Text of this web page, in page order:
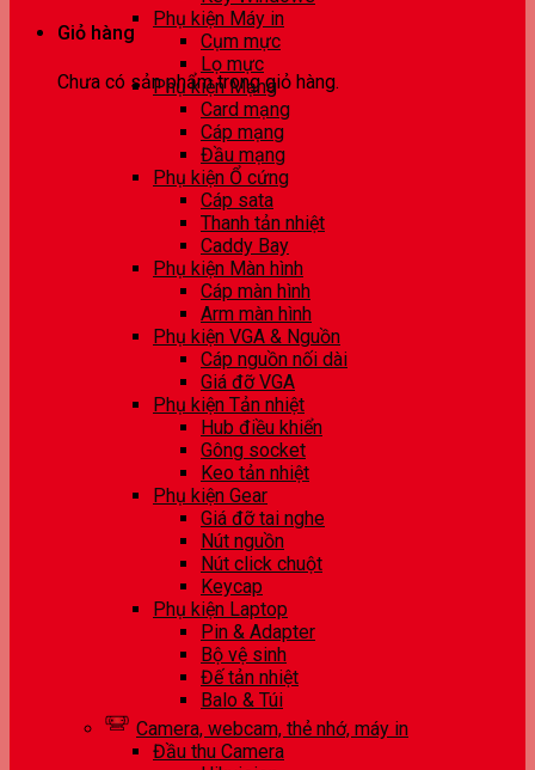
Giỏ hàng
Chưa có sản phẩm trong giỏ hàng.
Phụ kiện Máy in
Cụm mực
Lọ mực
Phụ kiện Mạng
Card mạng
Cáp mạng
Đầu mạng
Phụ kiện Ổ cứng
Cáp sata
Thanh tản nhiệt
Caddy Bay
Phụ kiện Màn hình
Cáp màn hình
Arm màn hình
Phụ kiện VGA & Nguồn
Cáp nguồn nối dài
Giá đỡ VGA
Phụ kiện Tản nhiệt
Hub điều khiển
Gông socket
Keo tản nhiệt
Phụ kiện Gear
Giá đỡ tai nghe
Nút nguồn
Nút click chuột
Keycap
Phụ kiện Laptop
Pin & Adapter
Bộ vệ sinh
Đế tản nhiệt
Balo & Túi
Camera, webcam, thẻ nhớ, máy in
Đầu thu Camera